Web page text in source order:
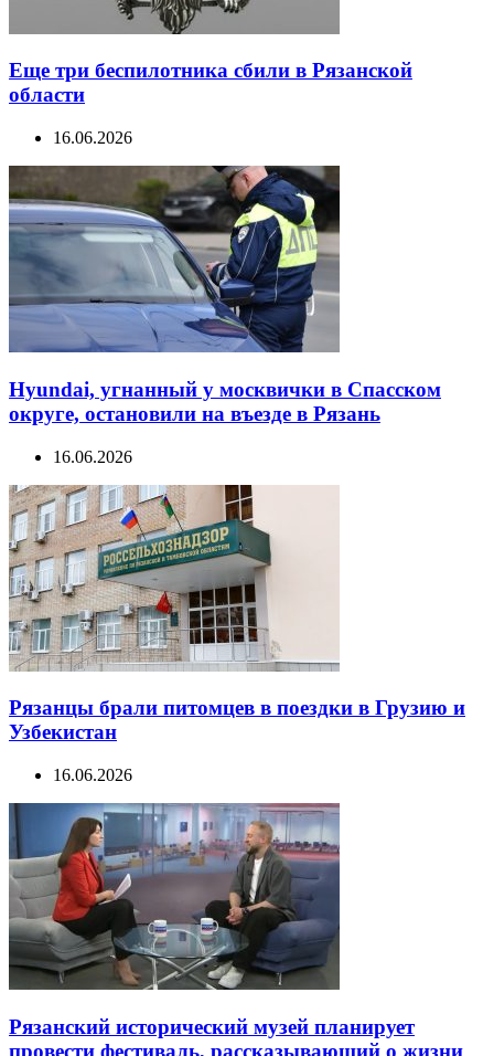
Еще три беспилотника сбили в Рязанской
области
16.06.2026
Hyundai, угнанный у москвички в Спасском
округе, остановили на въезде в Рязань
16.06.2026
Рязанцы брали питомцев в поездки в Грузию и
Узбекистан
16.06.2026
Рязанский исторический музей планирует
провести фестиваль, рассказывающий о жизни